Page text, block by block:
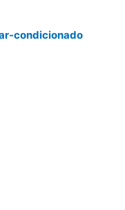
condicionado